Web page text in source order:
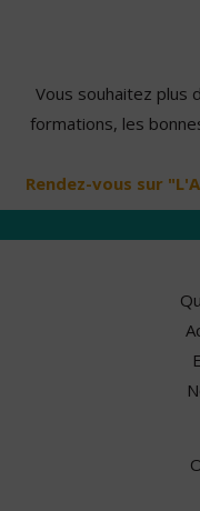
Vous souhaitez plus
formations, les
Rendez-vous sur